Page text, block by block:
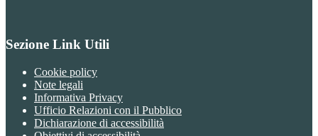
Sezione Link Utili
Cookie policy
Note legali
Informativa Privacy
Ufficio Relazioni con il Pubblico
Dichiarazione di accessibilità